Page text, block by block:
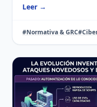
Leer →
#Normativa & GRC